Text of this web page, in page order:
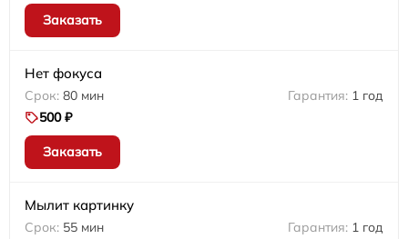
Заказать
Нет фокуса
80 мин
1 год
500 ₽
Заказать
Мылит картинку
55 мин
1 год